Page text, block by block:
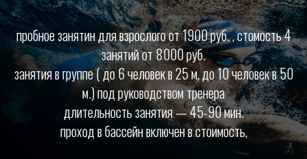
пробное занятин для взрослого от 1900 руб. , стомость 4
занятий от 8000 руб.
занятия в группе ( до 6 человек в 25 м, до 10 человек в 50
м.) под руководством тренера
длительность занятия — 45-90 мин.
проход в бассейн включен в стоимость,